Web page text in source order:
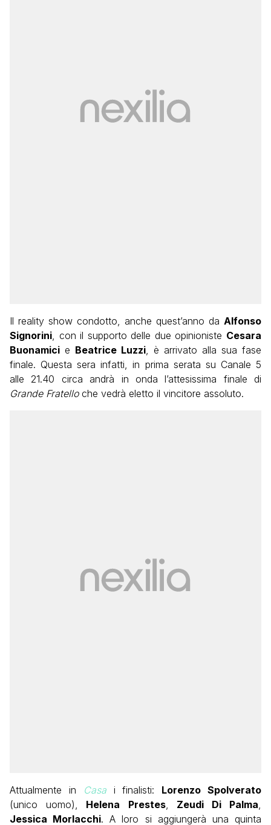
Il reality show condotto, anche quest’anno da Alfonso
Signorini , con il supporto delle due opinioniste Cesara
Buonamici e Beatrice Luzzi , è arrivato alla sua fase
finale. Questa sera infatti, in prima serata su Canale 5
alle 21.40 circa andrà in onda l’attesissima finale di
Grande Fratelloche vedrà eletto il vincitore assoluto.
Attualmente in Casai finalisti: Lorenzo Spolverato
(unico uomo),
Helena Prestes, Zeudi Di Palma
Jessica Morlacchi. A loro si aggiungerà una quinta